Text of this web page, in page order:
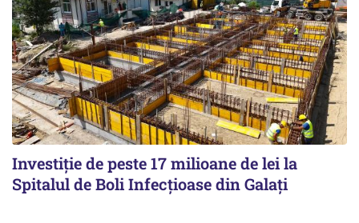
Investiție de peste 17 milioane de lei la
Spitalul de Boli Infecțioase din Galați